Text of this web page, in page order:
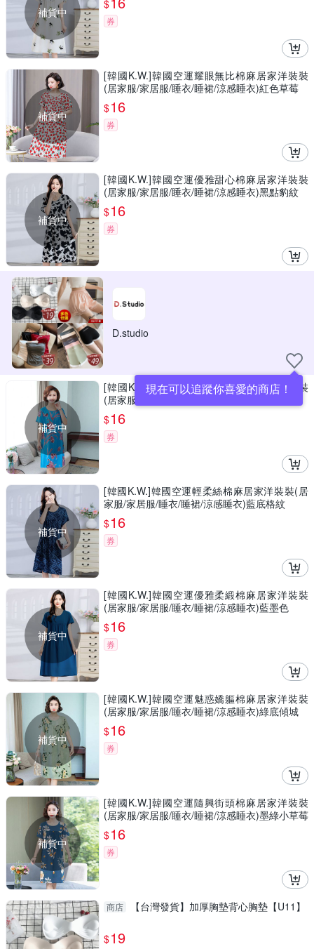
補貨中
$
券
補貨中
[韓國K.W.]韓國空運耀眼無比棉麻居家洋裝裝
(居家服/家居服/睡衣/睡裙/涼感睡衣)紅色草莓
$16
券
補貨中
[韓國K.W.]韓國空運優雅甜心棉麻居家洋裝裝
(居家服/家居服/睡衣/睡裙/涼感睡衣)黑點豹紋
$16
券
D.studio
現在可以追蹤你喜愛的商店！
補貨中
[韓國K.W.]韓國空運綻放幸福棉麻居家洋裝裝
(居家服/家居服/睡衣/睡裙/涼感睡衣)淺綠柳墨
$16
券
補貨中
[韓國K.W.]韓國空運輕柔絲棉麻居家洋裝裝(居
家服/家居服/睡衣/睡裙/涼感睡衣)藍底格紋
$16
券
補貨中
[韓國K.W.]韓國空運優雅柔緞棉麻居家洋裝裝
(居家服/家居服/睡衣/睡裙/涼感睡衣)藍墨色
$16
券
補貨中
[韓國K.W.]韓國空運魅惑嬌軀棉麻居家洋裝裝
(居家服/家居服/睡衣/睡裙/涼感睡衣)綠底傾城
$16
券
補貨中
[韓國K.W.]韓國空運隨興街頭棉麻居家洋裝裝
(居家服/家居服/睡衣/睡裙/涼感睡衣)墨綠小草莓
$16
券
商店 【台灣發貨】加厚胸墊背心胸墊【U11】
$19